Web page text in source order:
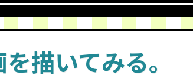
描いてみる。